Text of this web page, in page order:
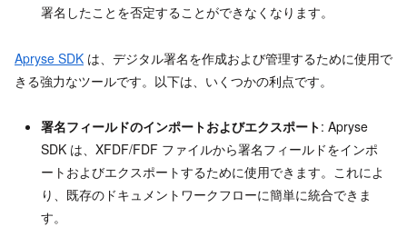
署名したことを否定することができなくなります。
Apryse SDK は、デジタル署名を作成および管理するために使用で
きる強力なツールです。以下は、いくつかの利点です。
署名フィールドのインポートおよびエクスポート: Apryse
SDK は、XFDF/FDF ファイルから署名フィールドをインポ
ートおよびエクスポートするために使用できます。これによ
り、既存のドキュメントワークフローに簡単に統合できま
す。